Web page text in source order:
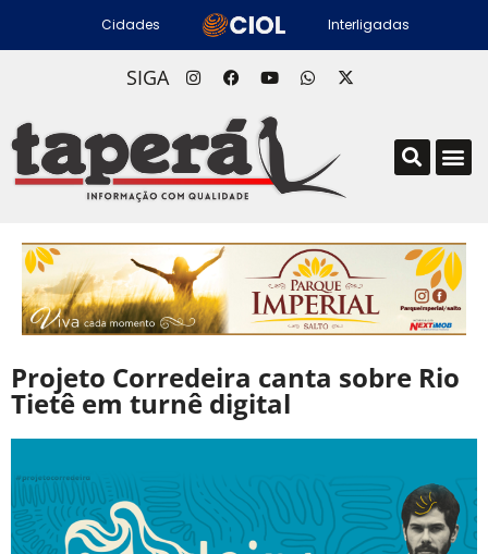
Cidades Interligadas
SIGA
Projeto Corredeira canta sobre Rio
Tietê em turnê digital